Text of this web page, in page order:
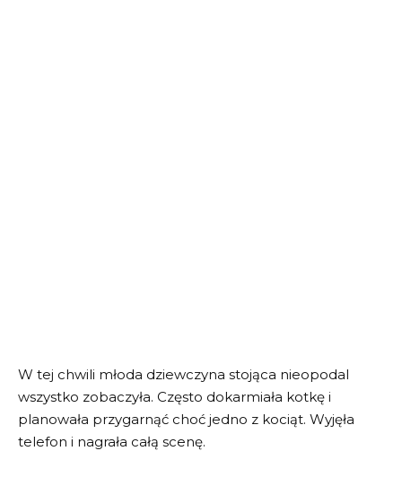
W tej chwili młoda dziewczyna stojąca nieopodal
wszystko zobaczyła. Często dokarmiała kotkę i
planowała przygarnąć choć jedno z kociąt. Wyjęła
telefon i nagrała całą scenę.